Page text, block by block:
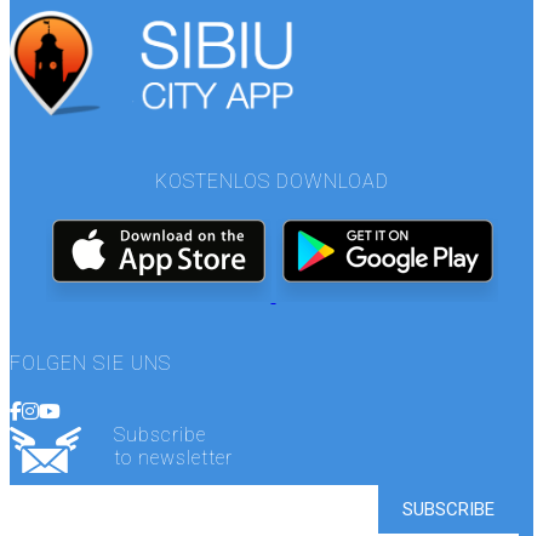
KOSTENLOS DOWNLOAD
FOLGEN SIE UNS
Subscribe
to newsletter